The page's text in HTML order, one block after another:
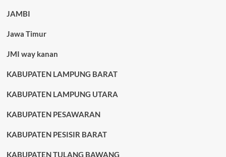
JAMBI
Jawa Timur
JMI way kanan
KABUPATEN LAMPUNG BARAT
KABUPATEN LAMPUNG UTARA
KABUPATEN PESAWARAN
KABUPATEN PESISIR BARAT
KABUPATEN TULANG BAWANG